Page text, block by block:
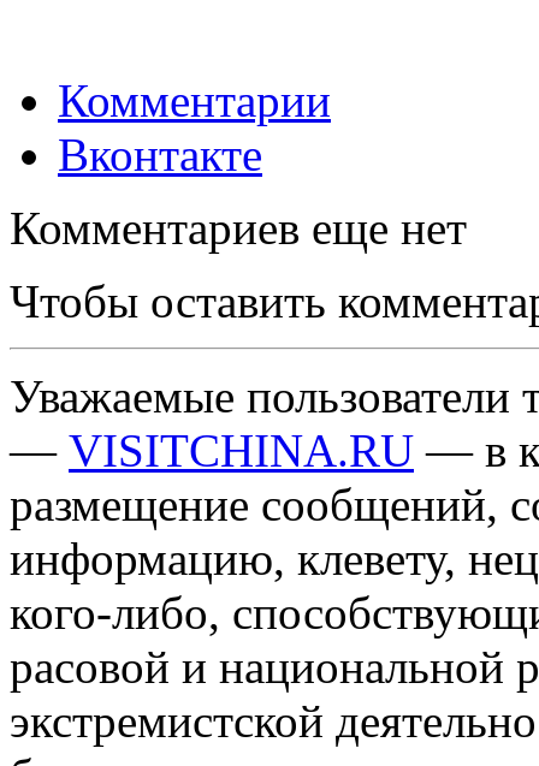
Комментарии
Вконтакте
Комментариев еще нет
Чтобы оставить
Уважаемые пользователи
— VISITCHINA.RU — в
размещение сообщений,
информацию, клевету,
кого-либо,
расовой и национальной
экстремистской